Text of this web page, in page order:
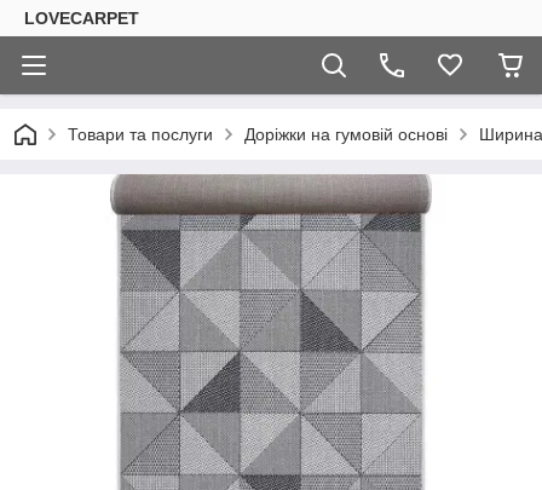
LOVECARPET
Товари та послуги Доріжки на гумовій основі